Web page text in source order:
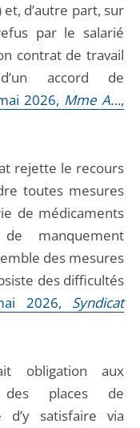
et, d’autre part, sur
par le salarié
contrat de travail
accord de
2026, Mme A…,
rejette le recours
toutes mesures
de médicaments
de manquement
des mesures
des difficultés
2026, Syndicat
obligation aux
des places de
satisfaire via